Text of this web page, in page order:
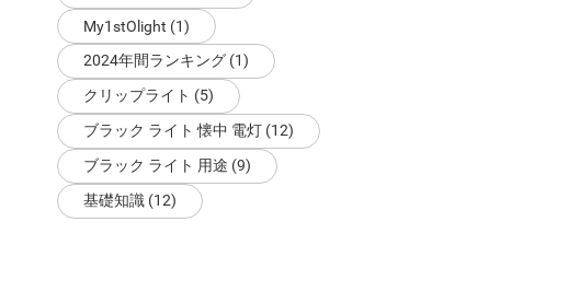
My1stOlight (1)
2024年間ランキング (1)
クリップライト (5)
ブラック ライト 懐中 電灯 (12)
ブラック ライト 用途 (9)
基礎知識 (12)